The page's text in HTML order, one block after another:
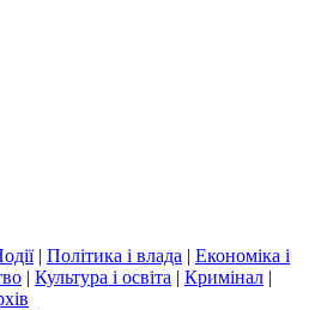
| Політика і влада | Економіка і
| Культура і освіта | Кримінал |